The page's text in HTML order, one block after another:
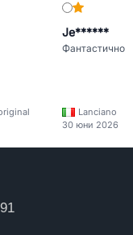
Je******
Фантастично
Lanciano
30 юни 2026